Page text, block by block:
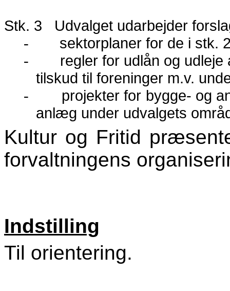
Stk. 3 Udvalget udarbejder
- sektorplaner for de i stk.
-
regler for udlån og
tilskud til foreninger m.v.
-
projekter for bygge- og
anlæg under udvalgets
Kultur og Fritid
forvaltningens
Indstilling
Til orientering.